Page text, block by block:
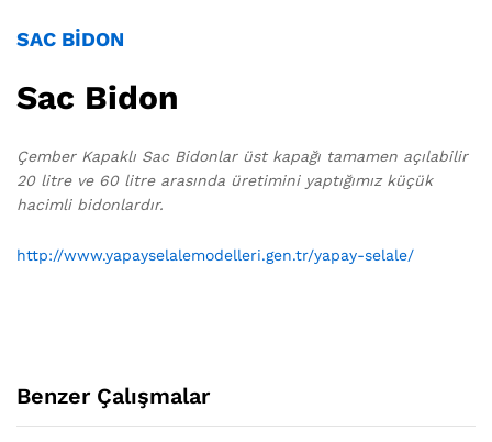
SAC BİDON
Sac Bidon
Çember Kapaklı Sac Bidonlar üst kapağı tamamen açılabilir
20 litre ve 60 litre arasında üretimini yaptığımız küçük
hacimli bidonlardır.
http://www.yapayselalemodelleri.gen.tr/yapay-selale/
Benzer Çalışmalar